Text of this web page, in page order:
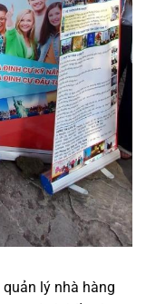
lý nhà hàng